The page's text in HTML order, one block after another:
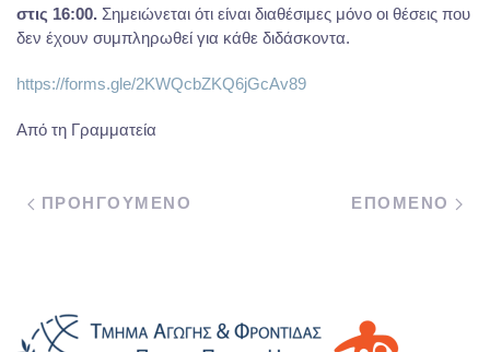
στις 16:00. Σημειώνεται ότι είναι διαθέσιμες μόνο οι θέσεις που
δεν έχουν συμπληρωθεί για κάθε διδάσκοντα.
https://forms.gle/2KWQcbZKQ6jGcAv89
Από τη Γραμματεία
ΠΡΟΗΓΟΥΜΕΝΟ ΕΠΟΜΕΝΟ